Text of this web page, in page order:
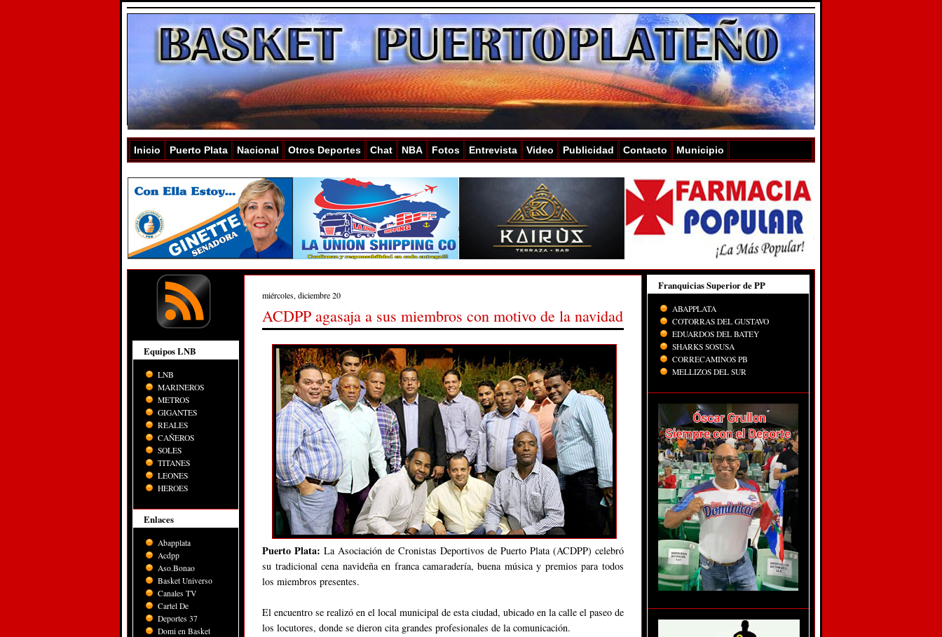
Inicio Puerto Plata Nacional Otros Deportes Chat NBA Fotos Entrevista Video Publicidad Contacto Municipio
Equipos LNB
LNB
MARINEROS
METROS
GIGANTES
REALES
CAÑEROS
SOLES
TITANES
LEONES
HEROES
Enlaces
Abapplata
Acdpp
Aso.Bonao
Basket Universo
Canales TV
Cartel De
Deportes 37
Domi en Basket
miércoles, diciembre 20
ACDPP agasaja a sus miembros con motivo de la navidad
Puerto Plata: La Asociación de Cronistas Deportivos de Puerto Plata (ACDPP) celebró
su tradicional cena navideña en franca camaradería, buena música y premios para todos
los miembros presentes.
El encuentro se realizó en el local municipal de esta ciudad, ubicado en la calle el paseo de
los locutores, donde se dieron cita grandes profesionales de la comunicación.
Franquicias Superior de PP
ABAPPLATA
COTORRAS DEL GUSTAVO
EDUARDOS DEL BATEY
SHARKS SOSUSA
CORRECAMINOS PB
MELLIZOS DEL SUR